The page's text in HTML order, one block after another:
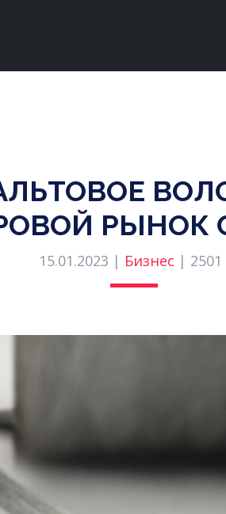
РЫНОК
15.01.2023 | Бизнес | 2501